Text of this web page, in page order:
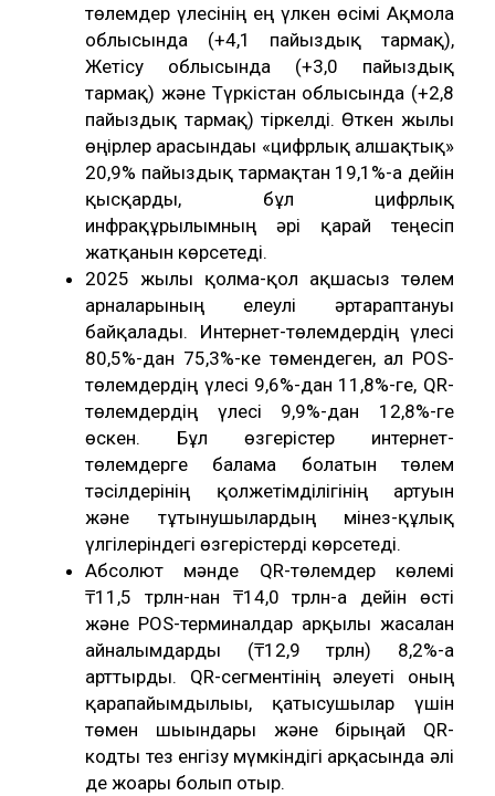
төлемдер үлесінің ең үлкен өсімі Ақмола
облысында (+4,1 пайыздық тармақ),
Жетісу облысында (+3,0 пайыздық
тармақ) және Түркістан облысында (+2,8
пайыздық тармақ) тіркелді. Өткен жылы
өңірлер арасындағы «цифрлық алшақтық»
20,9% пайыздық тармақтан 19,1%-ға дейін
қысқарды, бұл цифрлық
инфрақұрылымның әрі қарай теңесіп
жатқанын көрсетеді.
2025 жылы қолма-қол ақшасыз төлем
арналарының елеулі әртараптануы
байқалады. Интернет-төлемдердің үлесі
80,5%-дан 75,3%-ке төмендеген, ал POS-
төлемдердің үлесі 9,6%-дан 11,8%-ге, QR-
төлемдердің үлесі 9,9%-дан 12,8%-ге
өскен. Бұл өзгерістер интернет-
төлемдерге балама болатын төлем
тәсілдерінің қолжетімділігінің артуын
және тұтынушылардың мінез-құлық
үлгілеріндегі өзгерістерді көрсетеді.
Абсолют мәнде QR-төлемдер көлемі
₸11,5 трлн-нан ₸14,0 трлн-ға дейін өсті
және POS-терминалдар арқылы жасалған
айналымдарды (₸12,9 трлн) 8,2%-ға
арттырды. QR-сегментінің әлеуеті оның
қарапайымдылығы, қатысушылар үшін
төмен шығындары және бірыңғай QR-
кодты тез енгізу мүмкіндігі арқасында әлі
де жоғары болып отыр.